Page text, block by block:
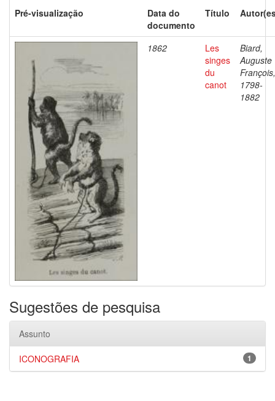
Pré-visualização
Data do
documento
Título
1862
Les
singes
du
canot
Biard,
Auguste
François,
1798-
1882
Sugestões de pesquisa
Assunto
1
ICONOGRAFIA